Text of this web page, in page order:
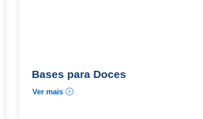
Bases para Doces
Ver mais